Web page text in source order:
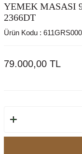
YEMEK MASASI
2366DT
Ürün Kodu :
79.000,00 TL